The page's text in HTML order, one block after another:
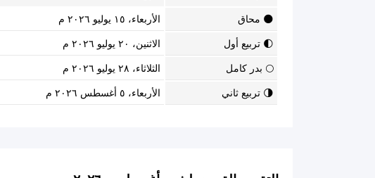
🌑 محاق
الأربعاء، ١٥ يوليو ٢٠٢٦ م
🌓 تربيع أول
الاثنين، ٢٠ يوليو ٢٠٢٦ م
🌕 بدر كامل
الثلاثاء، ٢٨ يوليو ٢٠٢٦ م
🌗 تربيع ثاني
الأربعاء، ٥ أغسطس ٢٠٢٦ م